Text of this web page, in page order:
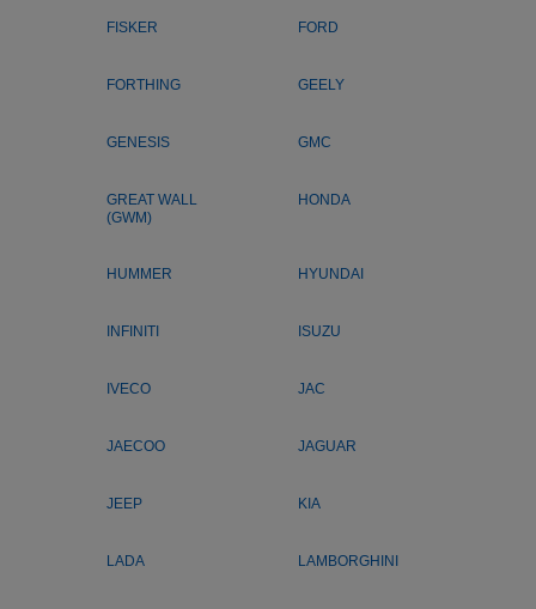
FISKER FORD
FORTHING GEELY
GENESIS GMC
GREAT WALL
(GWM)
HONDA
HUMMER HYUNDAI
INFINITI ISUZU
IVECO JAC
JAECOO JAGUAR
JEEP KIA
LADA LAMBORGHINI